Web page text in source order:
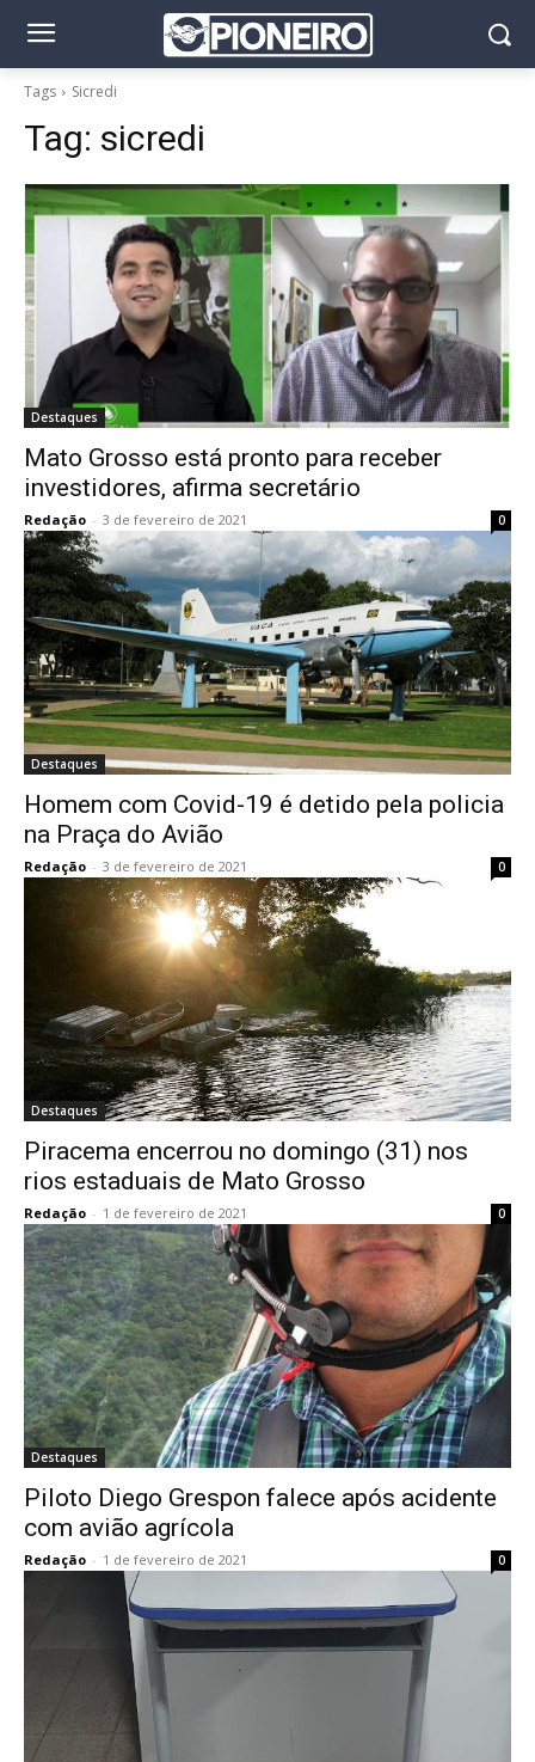
Tags Sicredi
Tag: sicredi
Destaques
Mato Grosso está pronto para receber
investidores, afirma secretário
Redação - 3 de fevereiro de 2021 0
Destaques
Homem com Covid-19 é detido pela policia
na Praça do Avião
Redação - 3 de fevereiro de 2021 0
Destaques
Piracema encerrou no domingo (31) nos
rios estaduais de Mato Grosso
Redação - 1 de fevereiro de 2021 0
Destaques
Piloto Diego Grespon falece após acidente
com avião agrícola
Redação - 1 de fevereiro de 2021 0